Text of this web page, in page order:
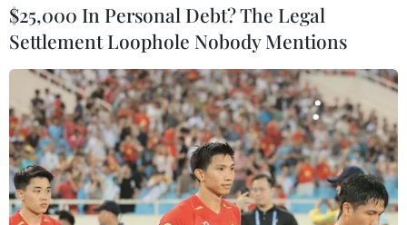
Vụ cháy chùa Làng Vẽ: Cục Di sản văn hóa
$25,000 In Personal Debt? The Legal
Settlement Loophole Nobody Mentions